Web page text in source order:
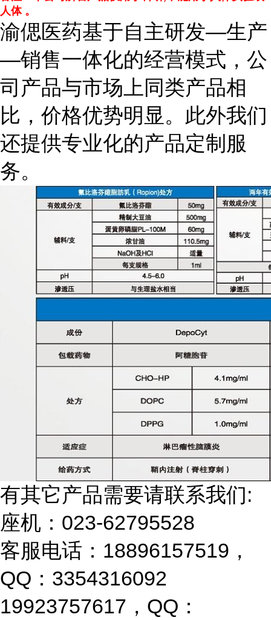
人体 。
渝偲医药基于自主研发—生产
—销售一体化的经营模式，公
司产品与市场上同类产品相
比，价格优势明显。此外我们
还提供专业化的产品定制服
务。
有其它产品需要请联系我们:
座机：023-62795528
客服电话：18896157519，
QQ：3354316092
19923757617，QQ：